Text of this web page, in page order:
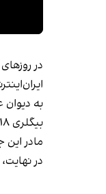
در
ایران‌اینترنشنال ۲۶ بهمن گزارش داد دادگاه
به
بیگلری ۱۸ دی در خیابان دماوند تهران بازداشت شده بود.
مادر
در